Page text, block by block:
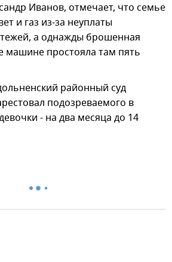
Иванов, отмечает, что семье
и газ из-за неуплаты
а однажды брошенная
машине простояла там пять
районный суд
подозреваемого в
- на два месяца до 14